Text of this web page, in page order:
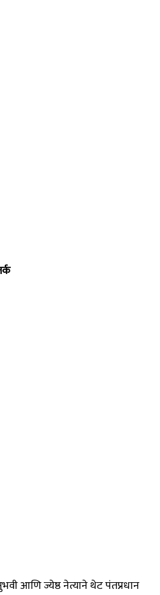
आणि ज्येष्ठ नेत्याने थेट पंतप्रधान